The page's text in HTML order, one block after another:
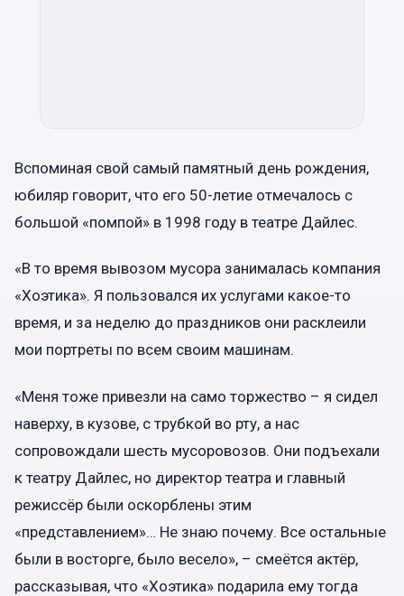
Вспоминая свой самый памятный день рождения,
юбиляр говорит, что его 50-летие отмечалось с
большой «помпой» в 1998 году в театре Дайлес.
«В то время вывозом мусора занималась компания
«Хоэтика». Я пользовался их услугами какое-то
время, и за неделю до праздников они расклеили
мои портреты по всем своим машинам.
«Меня тоже привезли на само торжество – я сидел
наверху, в кузове, с трубкой во рту, а нас
сопровождали шесть мусоровозов. Они подъехали
к театру Дайлес, но директор театра и главный
режиссёр были оскорблены этим
«представлением»… Не знаю почему. Все остальные
были в восторге, было весело», – смеётся актёр,
рассказывая, что «Хоэтика» подарила ему тогда